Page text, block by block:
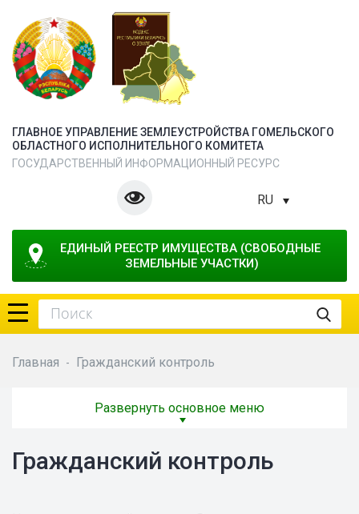
ГЛАВНОЕ УПРАВЛЕНИЕ ЗЕМЛЕУСТРОЙСТВА ГОМЕЛЬСКОГО
ОБЛАСТНОГО ИСПОЛНИТЕЛЬНОГО КОМИТЕТА
ГОСУДАРСТВЕННЫЙ ИНФОРМАЦИОННЫЙ РЕСУРС
RU
ЕДИНЫЙ РЕЕСТР ИМУЩЕСТВА (СВОБОДНЫЕ
ЗЕМЕЛЬНЫЕ УЧАСТКИ)
Главная - Гражданский контроль
Развернуть основное меню
Гражданский контроль